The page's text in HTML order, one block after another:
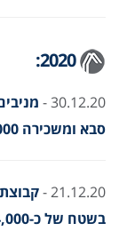
2020:
30.12.20 -
סבא ומשכירה 4000 מר
21.12.20 -
בשטח של כ-4,000 מ"ר במגדל מניבים בכפר סבא